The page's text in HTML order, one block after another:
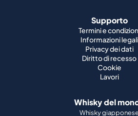
Supporto
Termini e
Informazioni legali
Privacy dei dati
Diritto di recesso
Cookie
Lavori
Whisky del
Whisky